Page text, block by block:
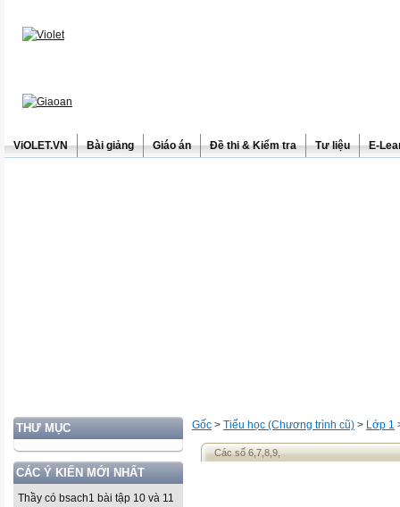
ViOLET.VN Bài giảng Giáo án Đề thi & Kiểm tra Tư liệu E-
THƯ MỤC
CÁC Ý KIẾN MỚI NHẤT
Thầy có bsach1 bài tập 10 và 11
Gốc > Tiểu học (Chương trình cũ) > Lớp 1
Các số 6,7,8,9,